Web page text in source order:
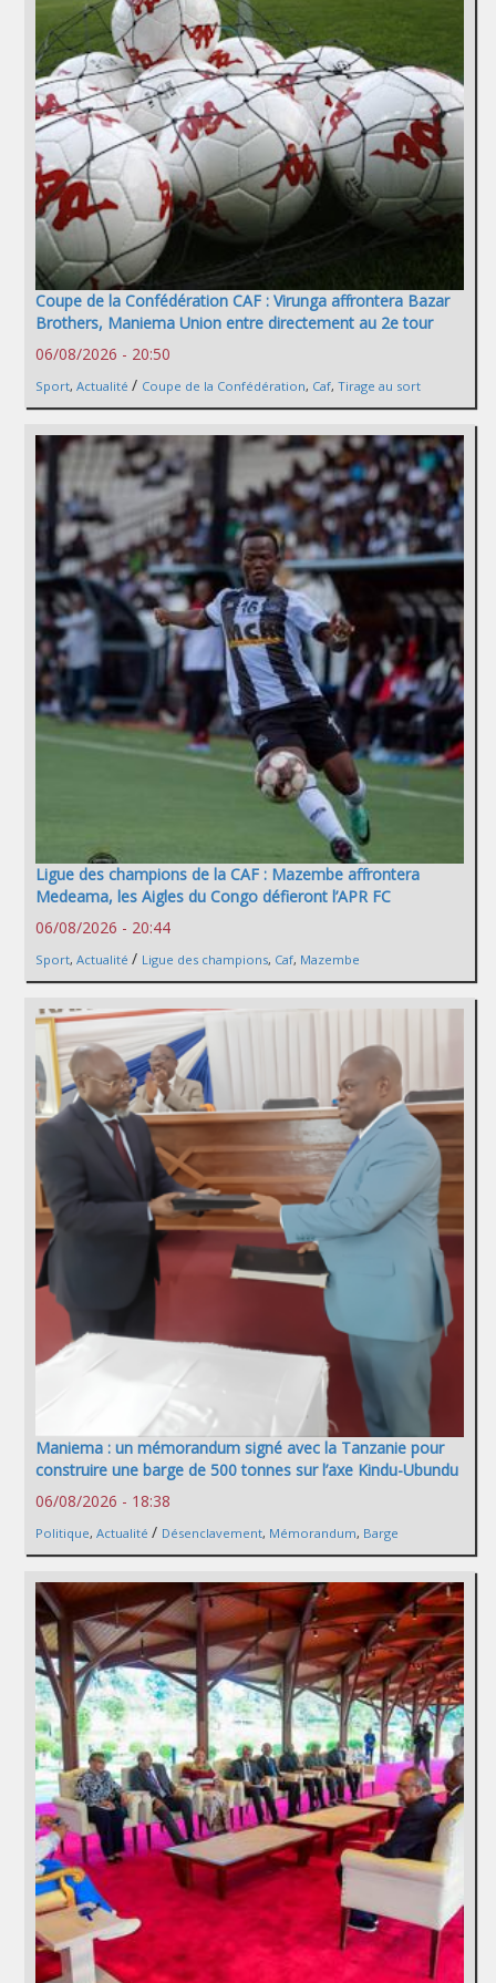
Coupe de la Confédération CAF : Virunga affrontera Bazar
Brothers, Maniema Union entre directement au 2e tour
06/08/2026 - 20:50
Sport, Actualité / Coupe de la Confédération, Caf, Tirage au sort
Ligue des champions de la CAF : Mazembe affrontera
Medeama, les Aigles du Congo défieront l’APR FC
06/08/2026 - 20:44
Sport, Actualité / Ligue des champions, Caf, Mazembe
Maniema : un mémorandum signé avec la Tanzanie pour
construire une barge de 500 tonnes sur l’axe Kindu-Ubundu
06/08/2026 - 18:38
Politique, Actualité / Désenclavement, Mémorandum, Barge